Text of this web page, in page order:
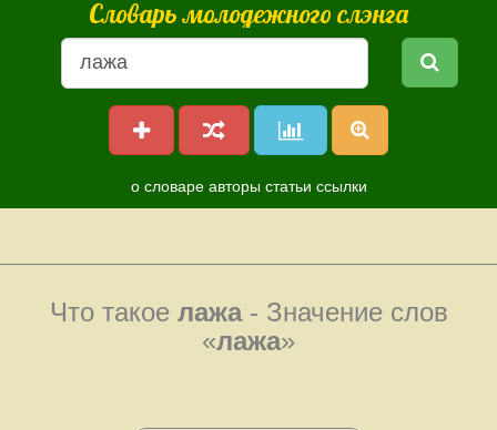
Словарь молодежного слэнга
о словаре авторы статьи ссылки
Что такое лажа- Значение слов
«лажа»